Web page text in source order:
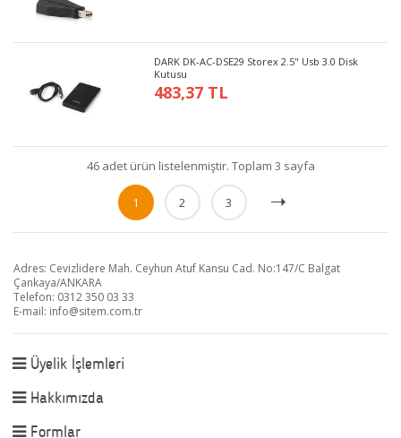
DARK DK-AC-DSE29 Storex 2.5" Usb 3.0 Disk
Kutusu
483,37 TL
46 adet ürün listelenmiştir. Toplam 3 sayfa
1 2 3
Adres: Cevizlidere Mah. Ceyhun Atuf Kansu Cad. No:147/C Balgat
Çankaya/ANKARA
Telefon: 0312 350 03 33
E-mail: info@sitem.com.tr
Üyelik İşlemleri
Hakkımızda
Formlar